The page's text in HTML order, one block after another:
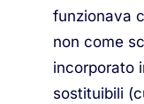
funzionava
non come
incorporato
sostituibili